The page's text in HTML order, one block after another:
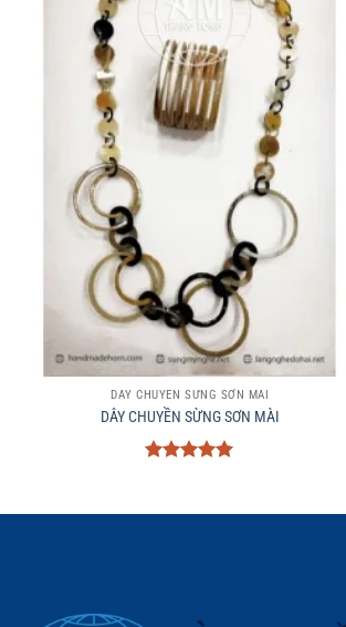
DÂY CHUYỀN SỪNG SƠN MÀI
DÂY CHUYỀN SỪNG SƠN MÀI
sao